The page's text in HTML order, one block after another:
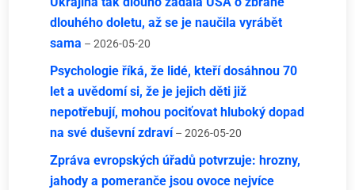
dlouhého doletu, až se je naučila vyrábět
sama – 2026-05-20
Psychologie říká, že lidé, kteří dosáhnou 70
let a uvědomí si, že je jejich děti již
nepotřebují, mohou pociťovat hluboký dopad
na své duševní zdraví – 2026-05-20
Zpráva evropských úřadů potvrzuje: hrozny,
jahody a pomeranče jsou ovoce nejvíce